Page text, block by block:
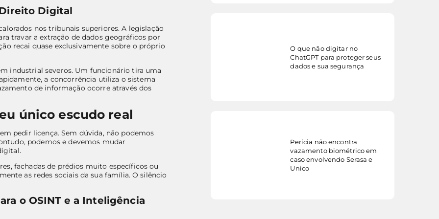
Digital
nos tribunais superiores. A legislação
travar a extração de dados geográficos por
recai quase exclusivamente sobre o próprio
industrial severos. Um funcionário tira uma
a concorrência utiliza o sistema
de informação ocorre através dos
único escudo real
pedir licença. Sem dúvida, não podemos
podemos e devemos mudar
fachadas de prédios muito específicos ou
as redes sociais da sua família. O silêncio
o OSINT e a Inteligência
O que não digitar no
ChatGPT para proteger seus
dados e sua segurança
Perícia não encontra
vazamento biométrico em
caso envolvendo Serasa e
Unico